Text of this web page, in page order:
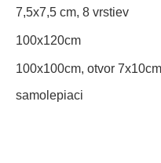
7,5x7,5 cm, 8 vrstiev
100x120cm
100x100cm, otvor
samolepiaci